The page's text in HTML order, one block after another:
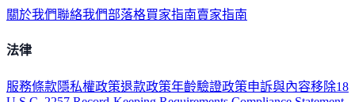
關於我們聯絡我們部落格買家指南賣家指南
法律
服務條款隱私權政策退款政策年齡驗證政策申訴與內容移除18